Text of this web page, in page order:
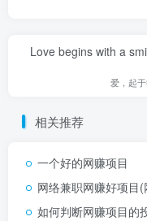
Love begins with a
爱，起
相关推荐
一个好的网赚项目
网络兼职网赚好项目
如何判断网赚项目的